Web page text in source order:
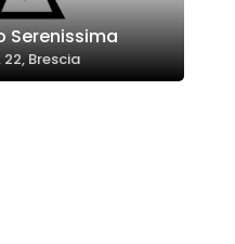
Serenissima
Brescia